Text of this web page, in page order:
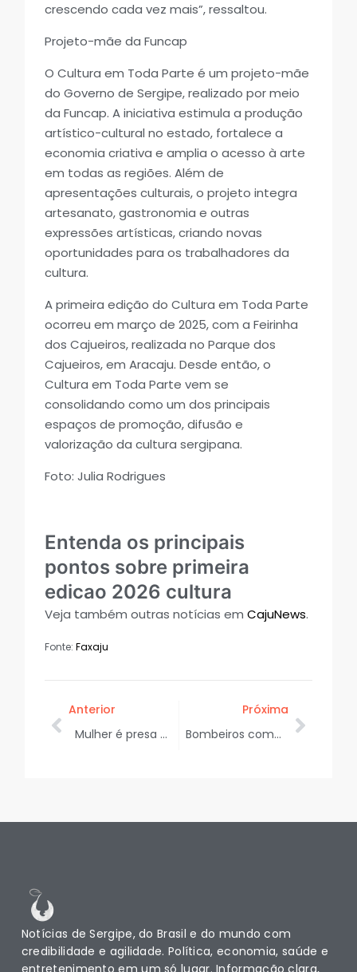
crescendo cada vez mais”, ressaltou.
Projeto-mãe da Funcap
O Cultura em Toda Parte é um projeto-mãe
do Governo de Sergipe, realizado por meio
da Funcap. A iniciativa estimula a produção
artístico-cultural no estado, fortalece a
economia criativa e amplia o acesso à arte
em todas as regiões. Além de
apresentações culturais, o projeto integra
artesanato, gastronomia e outras
expressões artísticas, criando novas
oportunidades para os trabalhadores da
cultura.
A primeira edição do Cultura em Toda Parte
ocorreu em março de 2025, com a Feirinha
dos Cajueiros, realizada no Parque dos
Cajueiros, em Aracaju. Desde então, o
Cultura em Toda Parte vem se
consolidando como um dos principais
espaços de promoção, difusão e
valorização da cultura sergipana.
Foto: Julia Rodrigues
Entenda os principais
pontos sobre primeira
edicao 2026 cultura
Veja também outras notícias emCajuNews.
Fonte:Faxaju
Anterior
Mulher é presa por perturbação do sossego e desacato em Maruim
Próxima
Bombeiros combatem incêndio em um caminhão carregado com frutas na BR-235, em Frei Paulo
Notícias de Sergipe, do Brasil e do mundo com
credibilidade e agilidade. Política, economia, saúde e
entretenimento em um só lugar. Informação clara,